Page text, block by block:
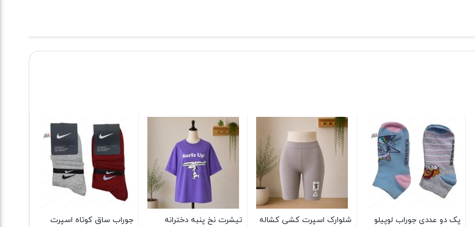
پک دو عددی جوراب لوپیلو
شلوارک اسپرت کشی کشاله
تیشرت نخ پنبه دخترانه
جوراب ساق کوتاه اسپرت